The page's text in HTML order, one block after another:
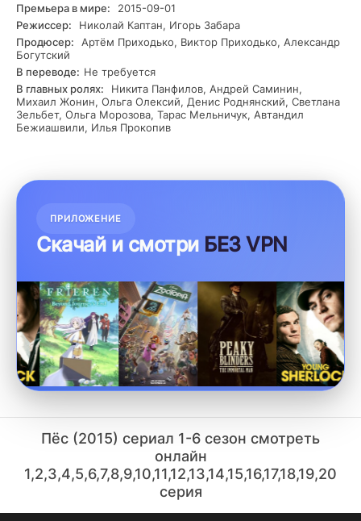
Премьера в мире:
2015-09-01
Режиссер:
Николай Каптан, Игорь Забара
Продюсер:
Артём Приходько, Виктор Приходько, Александр
Богутский
В переводе: Не требуется
В главных ролях:
Никита Панфилов, Андрей Саминин,
Михаил Жонин, Ольга Олексий, Денис Роднянский, Светлана
Зельбет, Ольга Морозова, Тарас Мельничук, Автандил
Бежиашвили, Илья Прокопив
ПРИЛОЖЕНИЕ
Скачай и смотри БЕЗ VPN
Пёс (2015) сериал 1-6 сезон смотреть
онлайн
1,2,3,4,5,6,7,8,9,10,11,12,13,14,15,16,17,18,19,20
серия